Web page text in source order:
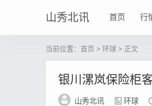
山秀北讯 首页 行
当前位置： 首页 > 环球 > 正文
银川漯岚保险柜
山秀北讯 环球